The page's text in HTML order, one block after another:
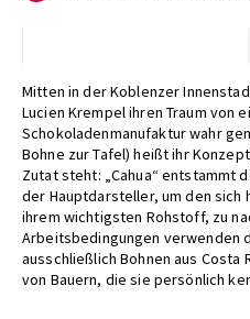
Mitten in der Koblenzer
Lucien Krempel ihren Traum von
Schokoladenmanufaktur wahr
Bohne zur Tafel) heißt ihr
Zutat steht: „Cahua“ entstammt
der Hauptdarsteller, um den sich
ihrem wichtigsten Rohstoff, zu
Arbeitsbedingungen verwenden
ausschließlich Bohnen aus
von Bauern, die sie persönlich